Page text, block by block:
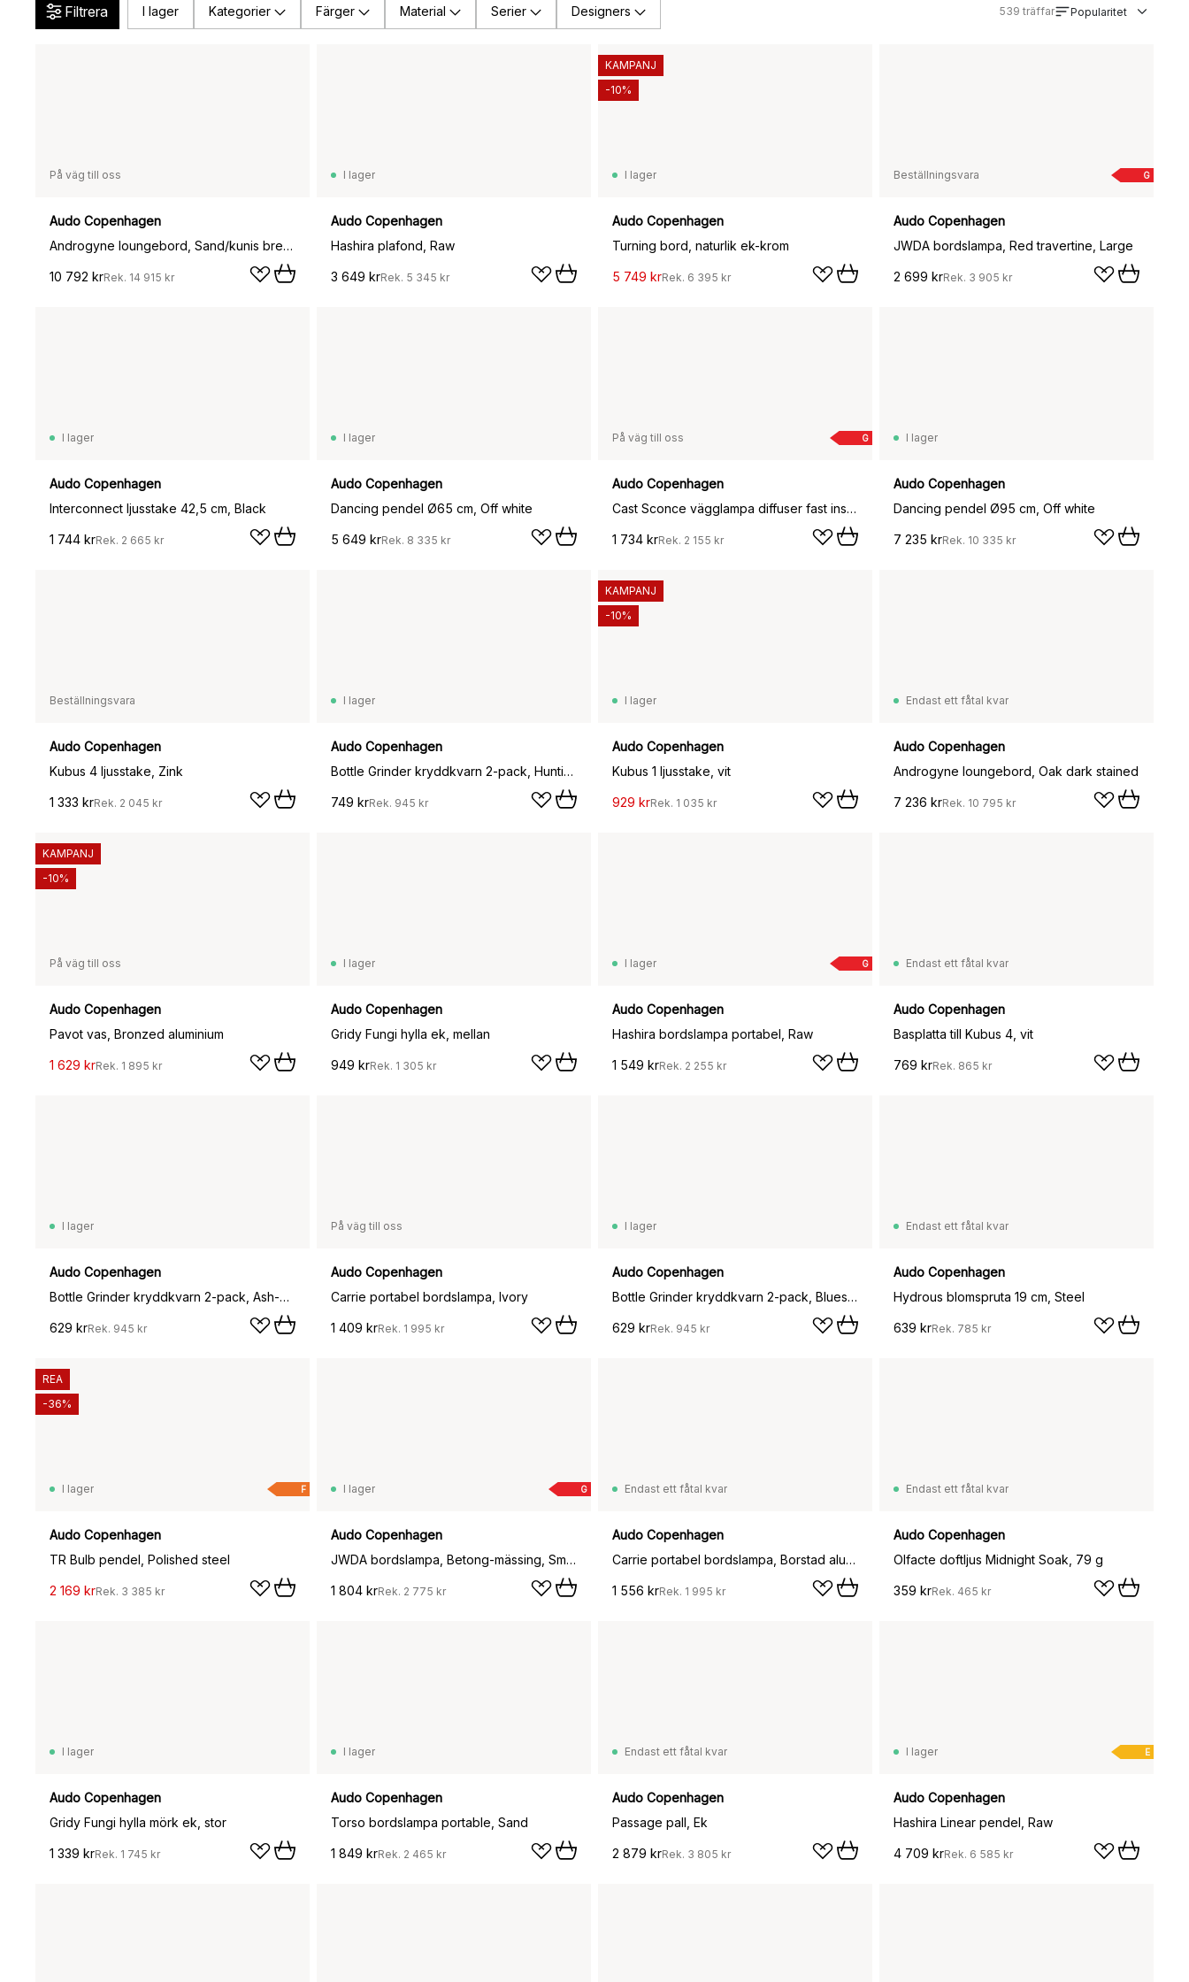
Filtrera I lager Kategorier Färger Material Serier Designers 539 träffar Popularitet
På väg till oss
Audo Copenhagen
Androgyne loungebord, Sand/kunis breccia-mörkbetsat ekstativ
10 792 krRek. 14 915 kr
I lager
Audo Copenhagen
Hashira plafond, Raw
3 649 krRek. 5 345 kr
I lager
Audo Copenhagen
Turning bord, naturlik ek-krom
5 749 krRek. 6 395 kr
KAMPANJ
-10%
G
Beställningsvara
Audo Copenhagen
JWDA bordslampa, Red travertine, Large
2 699 krRek. 3 905 kr
I lager
Audo Copenhagen
Interconnect ljusstake 42,5 cm, Black
1 744 krRek. 2 665 kr
I lager
Audo Copenhagen
Dancing pendel Ø65 cm, Off white
5 649 krRek. 8 335 kr
G
På väg till oss
Audo Copenhagen
Cast Sconce vägglampa diffuser fast installation, Black
1 734 krRek. 2 155 kr
I lager
Audo Copenhagen
Dancing pendel Ø95 cm, Off white
7 235 krRek. 10 335 kr
Beställningsvara
Audo Copenhagen
Kubus 4 ljusstake, Zink
1 333 krRek. 2 045 kr
I lager
Audo Copenhagen
Bottle Grinder kryddkvarn 2-pack, Hunting green-beige-valnöt
749 krRek. 945 kr
I lager
Audo Copenhagen
Kubus 1 ljusstake, vit
929 krRek. 1 035 kr
KAMPANJ
-10%
Endast ett fåtal kvar
Audo Copenhagen
Androgyne loungebord, Oak dark stained
7 236 krRek. 10 795 kr
På väg till oss
Audo Copenhagen
Pavot vas, Bronzed aluminium
1 629 krRek. 1 895 kr
KAMPANJ
-10%
I lager
Audo Copenhagen
Gridy Fungi hylla ek, mellan
949 krRek. 1 305 kr
G
I lager
Audo Copenhagen
Hashira bordslampa portabel, Raw
1 549 krRek. 2 255 kr
Endast ett fåtal kvar
Audo Copenhagen
Basplatta till Kubus 4, vit
769 krRek. 865 kr
I lager
Audo Copenhagen
Bottle Grinder kryddkvarn 2-pack, Ash-carbonbok
629 krRek. 945 kr
På väg till oss
Audo Copenhagen
Carrie portabel bordslampa, Ivory
1 409 krRek. 1 995 kr
I lager
Audo Copenhagen
Bottle Grinder kryddkvarn 2-pack, Blues-bok
629 krRek. 945 kr
Endast ett fåtal kvar
Audo Copenhagen
Hydrous blomspruta 19 cm, Steel
639 krRek. 785 kr
F
I lager
Audo Copenhagen
TR Bulb pendel, Polished steel
2 169 krRek. 3 385 kr
REA
-36%
G
I lager
Audo Copenhagen
JWDA bordslampa, Betong-mässing, Small
1 804 krRek. 2 775 kr
Endast ett fåtal kvar
Audo Copenhagen
Carrie portabel bordslampa, Borstad aluminium
1 556 krRek. 1 995 kr
Endast ett fåtal kvar
Audo Copenhagen
Olfacte doftljus Midnight Soak, 79 g
359 krRek. 465 kr
I lager
Audo Copenhagen
Gridy Fungi hylla mörk ek, stor
1 339 krRek. 1 745 kr
I lager
Audo Copenhagen
Torso bordslampa portable, Sand
1 849 krRek. 2 465 kr
Endast ett fåtal kvar
Audo Copenhagen
Passage pall, Ek
2 879 krRek. 3 805 kr
E
I lager
Audo Copenhagen
Hashira Linear pendel, Raw
4 709 krRek. 6 585 kr